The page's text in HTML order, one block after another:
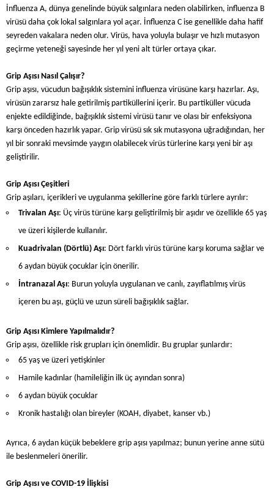
İnfluenza A, dünya genelinde büyük salgınlara neden olabilirken, influenza B
virüsü daha çok lokal salgınlara yol açar. İnfluenza C ise genellikle daha hafif
seyreden vakalara neden olur. Virüs, hava yoluyla bulaşır ve hızlı mutasyon
geçirme yeteneği sayesinde her yıl yeni alt türler ortaya çıkar.
Grip Aşısı Nasıl Çalışır?
Grip aşısı, vücudun bağışıklık sistemini influenza virüsüne karşı hazırlar. Aşı,
virüsün zararsız hale getirilmiş partiküllerini içerir. Bu partiküller vücuda
enjekte edildiğinde, bağışıklık sistemi virüsü tanır ve olası bir enfeksiyona
karşı önceden hazırlık yapar. Grip virüsü sık sık mutasyona uğradığından, her
yıl bir sonraki mevsimde yaygın olabilecek virüs türlerine karşı yeni bir aşı
geliştirilir.
Grip Aşısı Çeşitleri
Grip aşıları, içerikleri ve uygulanma şekillerine göre farklı türlere ayrılır:
Trivalan Aşı: Üç virüs türüne karşı geliştirilmiş bir aşıdır ve özellikle 65 yaş
ve üzeri kişilerde kullanılır.
Kuadrivalan (Dörtlü) Aşı: Dört farklı virüs türüne karşı koruma sağlar ve
6 aydan büyük çocuklar için önerilir.
İntranazal Aşı: Burun yoluyla uygulanan ve canlı, zayıflatılmış virüs
içeren bu aşı, güçlü ve uzun süreli bağışıklık sağlar.
Grip Aşısı Kimlere Yapılmalıdır?
Grip aşısı, özellikle risk grupları için önemlidir. Bu gruplar şunlardır:
65 yaş ve üzeri yetişkinler
Hamile kadınlar (hamileliğin ilk üç ayından sonra)
6 aydan büyük çocuklar
Kronik hastalığı olan bireyler (KOAH, diyabet, kanser vb.)
Ayrıca, 6 aydan küçük bebeklere grip aşısı yapılmaz; bunun yerine anne sütü
ile beslenmeleri önerilir.
Grip Aşısı ve COVID-19 İlişkisi